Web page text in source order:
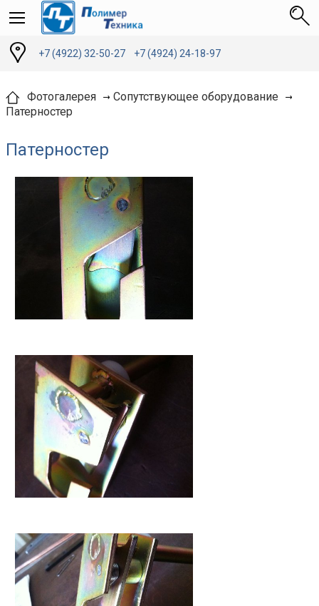
+7 (4922) 32-50-27 +7 (4924) 24-18-97
Фотогалерея
Сопутствующее оборудование
Патерностер
Патерностер